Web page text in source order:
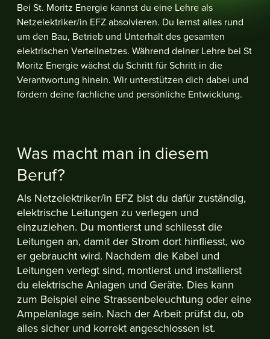
Bei St. Moritz Energie kannst du eine Lehre als
Netzelektriker/in EFZ absolvieren. Du lernst alles rund
um den Bau, Betrieb und Unterhalt des gesamten
elektrischen Verteilnetzes. Während deiner Lehre bei St
Moritz Energie wächst du Schritt für Schritt in die
Verantwortung hinein. Wir unterstützen dich dabei und
fördern deine fachliche und persönliche Entwicklung.
Was macht man in diesem
Beruf?
Als Netzelektriker/in EFZ bist du dafür zuständig,
elektrische Leitungen zu verlegen und
einzuziehen. Du montierst und schliesst die
Leitungen an, damit der Strom dort hinfliesst, wo
er gebraucht wird. Nachdem die Kabel und
Leitungen verlegt sind, montierst und installierst
du elektrische Anlagen und Geräte. Dies kann
zum Beispiel eine Strassenbeleuchtung oder eine
Ampelanlage sein. Nach der Arbeit prüfst du, ob
alles sicher und korrekt angeschlossen ist.